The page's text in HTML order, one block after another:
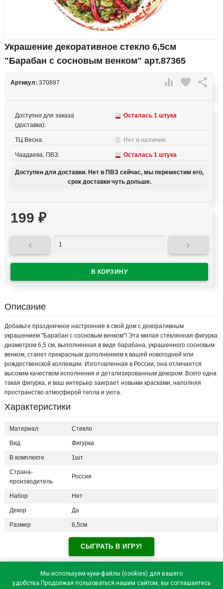
Мы используем куки-файлы (cookies) для вашего
удобства.Продолжая пользоваться нашим сайтом, вы соглашаетесь
Украшение декоративное стекло 6,5см
"Барабан с сосновым венком" арт.87365
 favorite 
Артикул: 370897
Доступно для заказа
(доставка):
Осталась 1 штука
ТЦ Весна: Нет в наличии
Чаадаева, ПВЗ: Осталась 1 штука
Доступен для доставки. Нет в ПВЗ сейчас, мы переместим его,
срок доставки чуть дольше.
199 ₽
 
Описание
Добавьте праздничное настроение в свой дом с декоративным
украшением "Барабан с сосновым венком"! Эта милая стеклянная фигурка
диаметром 6,5 см, выполненная в виде барабана, украшенного сосновым
венком, станет прекрасным дополнением к вашей новогодней или
рождественской коллекции. Изготовленная в России, она отличается
высоким качеством исполнения и детализированным декором. Всего одна
такая фигурка, и ваш интерьер заиграет новыми красками, наполняя
пространство атмосферой тепла и уюта.
Характеристики
Материал Стекло
Вид Фигурка
В комплекте 1шт
Страна-
производитель
Россия
Набор Нет
Декор Да
Размер 6,5см
СЫГРАТЬ В ИГРУ!